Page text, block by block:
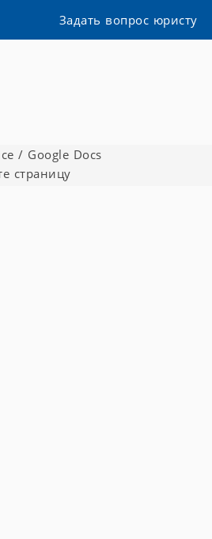
Задать вопрос юристу
/ Google Docs
страницу